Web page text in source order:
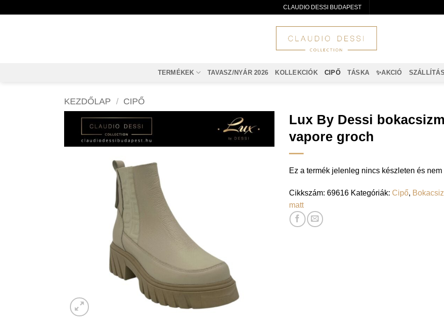
CLAUDIO DESSI BUDAPEST
TERMÉKEK TAVASZ/NYÁR 2026 KOLLEKCIÓK CIPŐ TÁSKA ✨AKCIÓ
KEZDŐLAP / CIPŐ
Lux By Dessi
vapore groch
Ez a termék jelenleg nincs készleten és
Cikkszám: 69616 Kategóriák: Cipő,
matt